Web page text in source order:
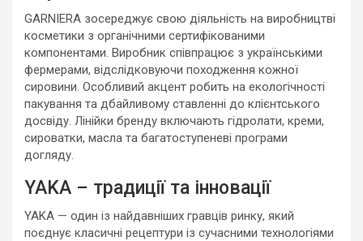
GARNIERA зосереджує свою діяльність на виробництві
косметики з органічними сертифікованими
компонентами. Виробник співпрацює з українськими
фермерами, відслідковуючи походження кожної
сировини. Особливий акцент робить на екологічності
пакування та дбайливому ставленні до клієнтського
досвіду. Лінійки бренду включають гідролати, креми,
сироватки, масла та багатоступеневі програми
догляду.
YAKA – традиції та інновації
YAKA — один із найдавніших гравців ринку, який
поєднує класичні рецептури із сучасними технологіями